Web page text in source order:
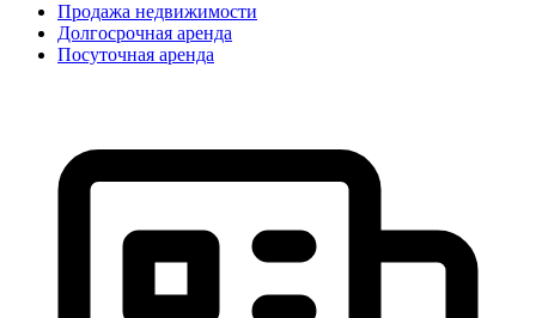
Продажа недвижимости
Долгосрочная аренда
Посуточная аренда